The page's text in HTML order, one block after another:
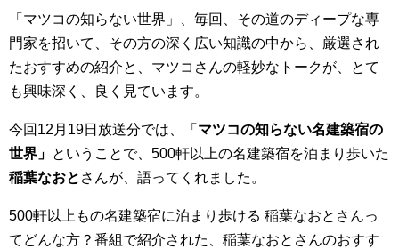
「マツコの知らない世界」、毎回、その道のディープな専
門家を招いて、その方の深く広い知識の中から、厳選され
たおすすめの紹介と、マツコさんの軽妙なトークが、とて
も興味深く、良く見ています。
今回12月19日放送分では、「 マツコの知らない名建築宿の
世界」 ということで、500軒以上の名建築宿を泊まり歩いた
稲葉なおと さんが、語ってくれました。
500軒以上もの名建築宿に泊まり歩ける 稲葉なおとさんっ
てどんな方？番組で紹介された、稲葉なおとさんのおすす